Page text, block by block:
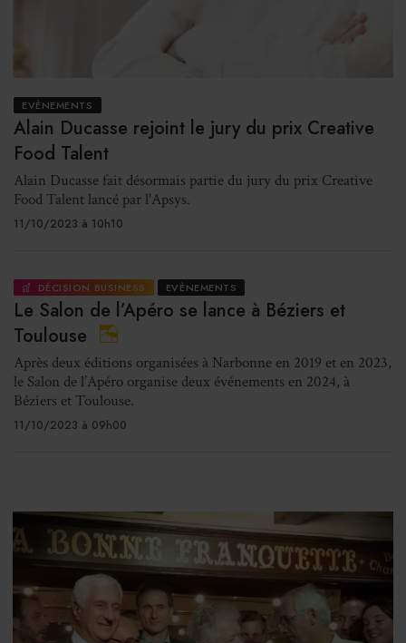
EVÈNEMENTS
Alain Ducasse rejoint le jury du prix Creative
Food Talent
Alain Ducasse fait désormais partie du jury du prix Creative
Food Talent lancé par l'Apsys.
11/10/2023 à 10h10
DÉCISION BUSINESS EVÈNEMENTS
Le Salon de l’Apéro se lance à Béziers et
Toulouse
Après deux éditions organisées à Narbonne en 2019 et en 2023,
le Salon de l’Apéro organise deux événements en 2024, à
Béziers et Toulouse.
11/10/2023 à 09h00